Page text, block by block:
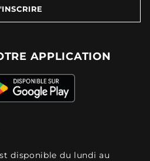
APPLICATION
disponible du lundi au